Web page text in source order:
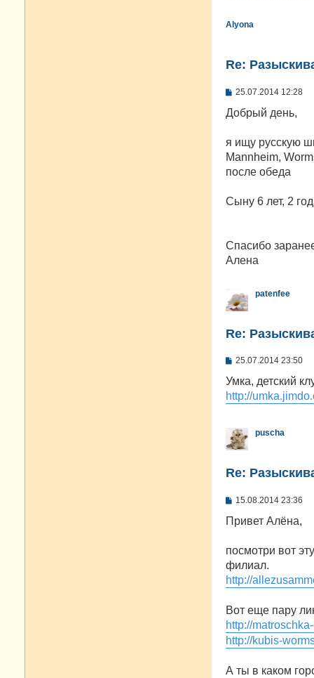
Alyona
Re:
С
о
б
е
и
е
25.07.2014 12:28
Добрый день,
я ищу русскую
Mannheim,
после обеда
Сыну 6 лет, 2
Спасибо
Алена
patenfee
Re:
С
о
щ
и
е
25.07.2014 23:50
Умка, детский
http://
puscha
Re:
С
о
б
е
и
е
15.08.2014 23:36
Привет Алёна,
посмотри вот
филиал.
http://
Вот еще пару
http://
http://kubis-
А ты в каком